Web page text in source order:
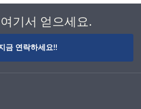
기서 얻으세요.
금 연락하세요!!